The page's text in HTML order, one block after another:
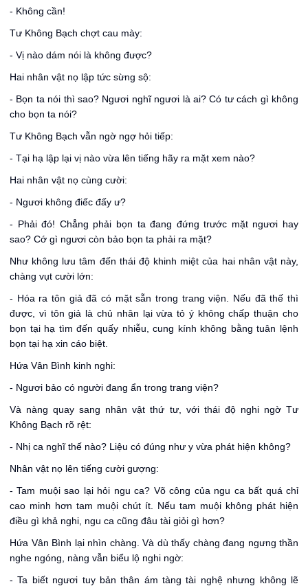
- Không cần!
Tư Không Bạch chợt cau mày:
- Vị nào dám nói là không được?
Hai nhân vật nọ lập tức sừng sộ:
- Bọn ta nói thì sao? Ngươi nghĩ ngươi là ai? Có tư cách gì không
cho bọn ta nói?
Tư Không Bạch vẫn ngờ ngợ hỏi tiếp:
- Tại hạ lập lại vị nào vừa lên tiếng hãy ra mặt xem nào?
Hai nhân vật nọ cùng cười:
- Ngươi không điếc đấy ư?
- Phải đó! Chẳng phải bọn ta đang đứng trước mặt ngươi hay
sao? Cớ gì ngươi còn bảo bọn ta phải ra mặt?
Như không lưu tâm đến thái độ khinh miệt của hai nhân vật này,
chàng vụt cười lớn:
- Hóa ra tôn giả đã có mặt sẵn trong trang viện. Nếu đã thế thì
được, vì tôn giả là chủ nhân lại vừa tỏ ý không chấp thuận cho
bọn tại hạ tìm đến quấy nhiễu, cung kính không bằng tuân lệnh
bọn tại hạ xin cáo biệt.
Hứa Vân Bình kinh nghi:
- Ngươi bảo có người đang ẩn trong trang viện?
Và nàng quay sang nhân vật thứ tư, với thái độ nghi ngờ Tư
Không Bạch rõ rệt:
- Nhị ca nghĩ thế nào? Liệu có đúng như y vừa phát hiện không?
Nhân vật nọ lên tiếng cười gượng:
- Tam muội sao lại hỏi ngu ca? Võ công của ngu ca bất quá chỉ
cao minh hơn tam muội chút ít. Nếu tam muội không phát hiện
điều gì khả nghi, ngu ca cũng đâu tài giỏi gì hơn?
Hứa Vân Bình lại nhìn chàng. Và dù thấy chàng đang ngưng thần
nghe ngóng, nàng vẫn biểu lộ nghi ngờ:
- Ta biết ngươi tuy bản thân ám tàng tài nghệ nhưng không lẽ